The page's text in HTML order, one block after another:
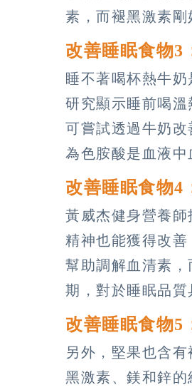
素，而褪黑激素剛
改善睡眠食物
睡不著喝杯熱牛
研究顯示睡前喝溫
可嘗試透過牛奶
為色胺酸是血液中
改善睡眠食物
黃威杰健身營養
精神也能獲得改
幫助調解血清素
期，對於睡眠品質
改善睡眠食物
另外，堅果也含
黑激素、鎂和鋅的